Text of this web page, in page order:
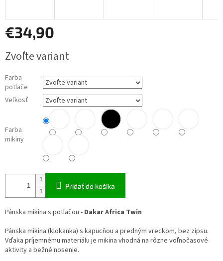
€34,90
cena:
Zvoľte variant
Farba
potlače
Veľkosť
Farba
mikiny
Pridať do košíka
Pánska mikina s potlačou - Dakar Africa Twin
Pánska mikina (klokanka) s kapucňou a predným vreckom, bez zipsu.
Vďaka príjemnému materiálu je mikina vhodná na rôzne voľnočasové
aktivity a bežné nosenie.